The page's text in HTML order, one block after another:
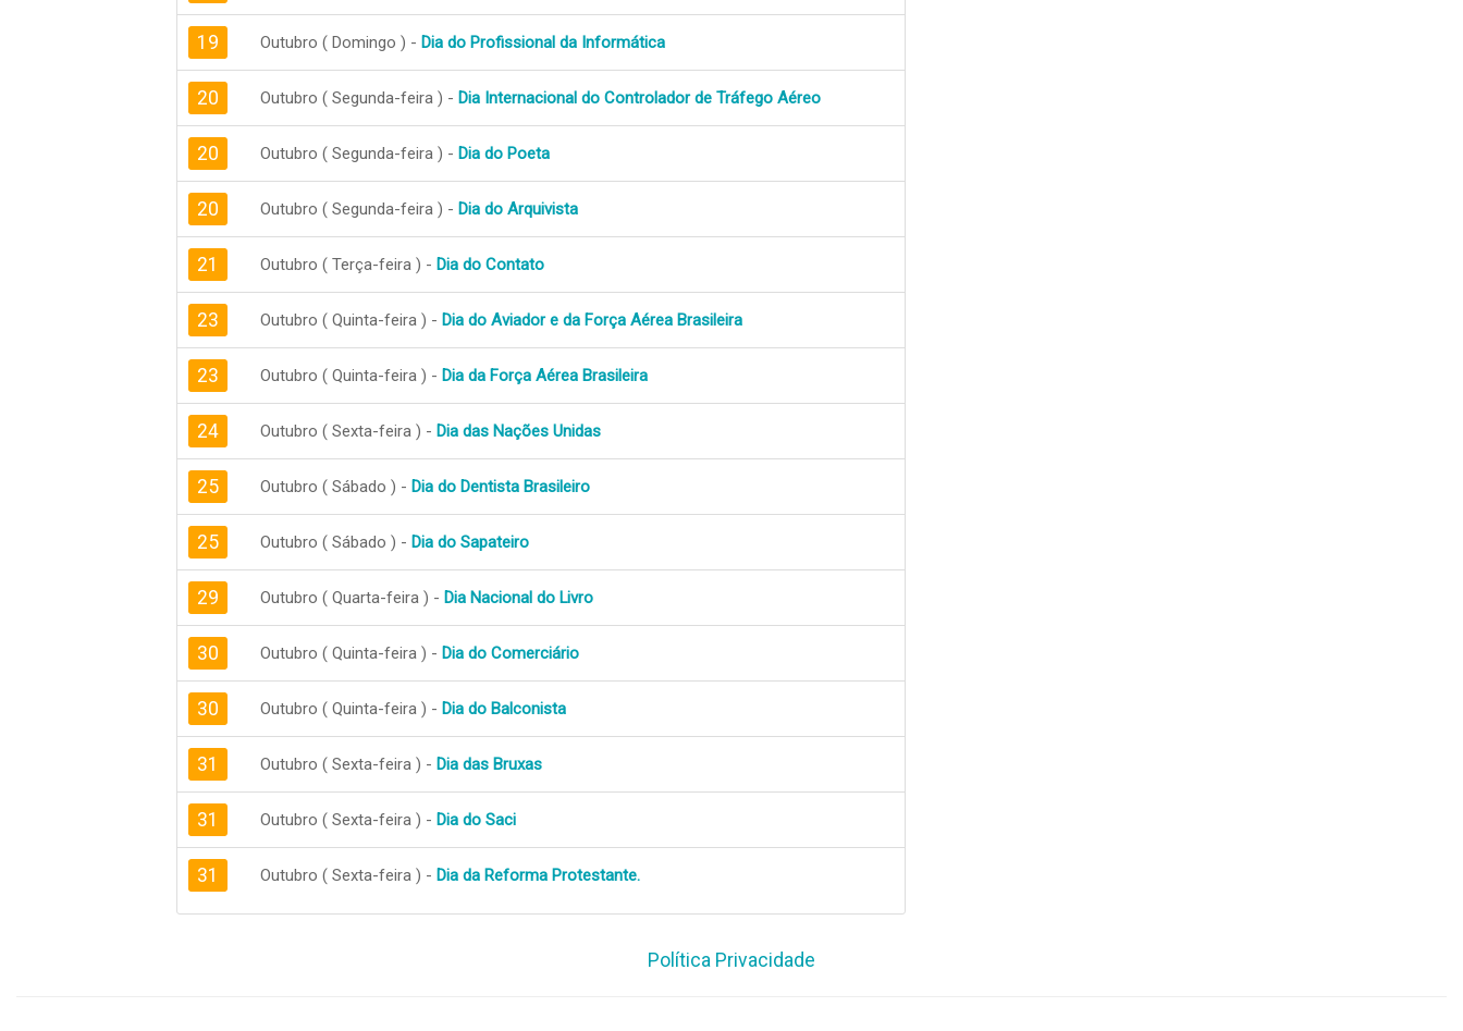
19 Outubro ( Domingo ) - Dia do Profissional da Informática
20 Outubro ( Segunda-feira ) - Dia Internacional do Controlador de Tráfego Aéreo
20 Outubro ( Segunda-feira ) - Dia do Poeta
20 Outubro ( Segunda-feira ) - Dia do Arquivista
21 Outubro ( Terça-feira ) - Dia do Contato
23 Outubro ( Quinta-feira ) - Dia do Aviador e da Força Aérea Brasileira
23 Outubro ( Quinta-feira ) - Dia da Força Aérea Brasileira
24 Outubro ( Sexta-feira ) - Dia das Nações Unidas
25 Outubro ( Sábado ) - Dia do Dentista Brasileiro
25 Outubro ( Sábado ) - Dia do Sapateiro
29 Outubro ( Quarta-feira ) - Dia Nacional do Livro
30 Outubro ( Quinta-feira ) - Dia do Comerciário
30 Outubro ( Quinta-feira ) - Dia do Balconista
31 Outubro ( Sexta-feira ) - Dia das Bruxas
31 Outubro ( Sexta-feira ) - Dia do Saci
31 Outubro ( Sexta-feira ) - Dia da Reforma Protestante.
Política Privacidade